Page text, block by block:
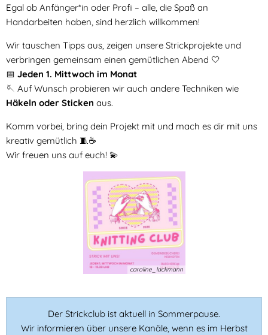
Egal ob Anfänger*in oder Profi – alle, die Spaß an
Handarbeiten haben, sind herzlich willkommen!
Wir tauschen Tipps aus, zeigen unsere Strickprojekte und
verbringen gemeinsam einen gemütlichen Abend 🤍
📅 Jeden 1. Mittwoch im Monat
🪡 Auf Wunsch probieren wir auch andere Techniken wie
Häkeln oder Sticken aus.
Komm vorbei, bring dein Projekt mit und mach es dir mit uns
kreativ gemütlich 🧵☕
Wir freuen uns auf euch! 💫
caroline_lackmann
Der Strickclub ist aktuell in Sommerpause.
Wir informieren über unsere Kanäle, wenn es im Herbst